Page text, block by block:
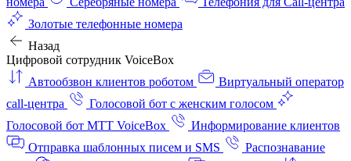
Золотые телефонные номера
Назад
Цифровой сотрудник VoiceBox
Автообзвон клиентов роботом
Виртуальный оператор
call-центра
Голосовой бот с женским голосом
Голосовой бот МТТ VoiceBox
Информирование клиентов
Отправка шаблонных писем и SMS
Распознавание